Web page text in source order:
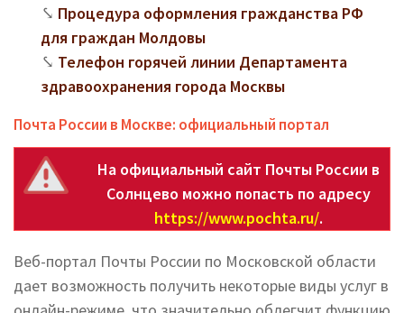
Процедура оформления гражданства РФ
для граждан Молдовы
Телефон горячей линии Департамента
здравоохранения города Москвы
Почта России в Москве: официальный портал
На официальный сайт Почты России в
Солнцево можно попасть по адресу
https://www.pochta.ru/.
Веб-портал Почты России по Московской области
дает возможность получить некоторые виды услуг в